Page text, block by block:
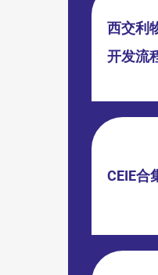
西交利
开发流
CEIE合